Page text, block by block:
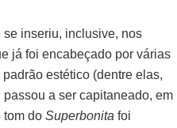
se inseriu, inclusive, nos
já foi encabeçado por várias
estético (dentre elas,
a ser capitaneado, em
tom do Superbonita foi